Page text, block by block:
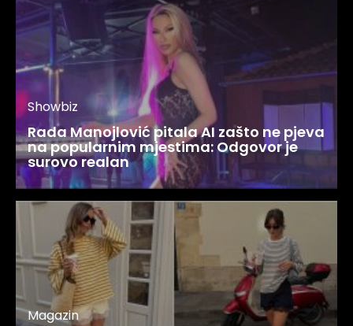
Showbiz
Rada Manojlović pitala AI zašto ne pjeva
na popularnim mjestima: Odgovor je
surovo realan
Magazin